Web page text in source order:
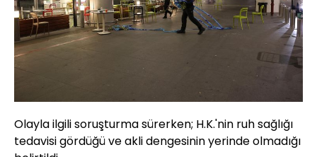
Olayla ilgili soruşturma sürerken; H.K.'nin ruh sağlığı
tedavisi gördüğü ve akli dengesinin yerinde olmadığı